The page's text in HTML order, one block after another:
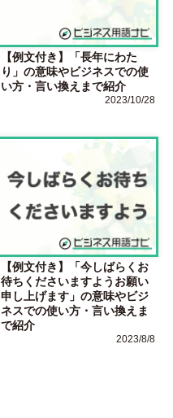
【例文付き】「長年にわた
り」の意味やビジネスでの使
い方・言い換えまで紹介
2023/10/28
【例文付き】「今しばらくお
待ちくださいますようお願い
申し上げます」の意味やビジ
ネスでの使い方・言い換えま
で紹介
2023/8/8